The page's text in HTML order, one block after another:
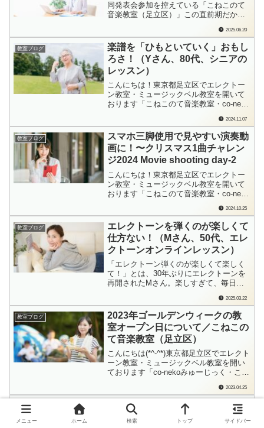
同発表会参加を控えている「こねこのて
音楽教室（足立区）」この直前期だから
のお仕事があります。今日はそのお仕事
について綴ってみたいと思います。こち
らのブログは、東京都足立区でエレクト
ーン教室・ミュージックベル教室を開い
ておりま...
2025.06.20
教室ブログ
楽譜を「ひもといていく」おもし
ろさ！（Yさん、80代、シニアの
レッスン）
こんにちは！東京都足立区でエレクトー
ン教室・ミュージックベル教室を開いて
おります「こねこのて音楽教室・co-neko
「楽譜を解明していく、みたいな感じが
楽しいのよね」とは、82歳から人生初め
ての音楽レッスンを始めたYさんの言
葉。楽譜に書いてあることをそのまま弾
けば...
2024.11.07
教室ブログ
スマホ三脚使用で見やすい演奏動
画に！〜クリスマス1曲チャレン
ジ2024 Movie shooting day-2
こんにちは！東京都足立区でエレクトー
ン教室・ミュージックベル教室を開いて
おります「こねこのて音楽教室・co-neko
Mさん（50代、エレクトーンオンライン
レッスン）は、本当に熱心に練習を進め
ている生徒さん。オンラインレッスンな
ので、まだリアルにお会いしたことがな
い...
2024.10.25
教室ブログ
エレクトーンを弾くのが楽しくて
仕方ない！（Mさん、50代、エレ
クトーンオンラインレッスン）
「エレクトーン弾くのが楽しくて楽しく
て！」とは、30年ぶりにエレクトーンを
再開されたMさん。楽しすぎて、毎日練
ながら…これはなかなかにすごいな！と
思っています。「楽しい」→「もっと弾
きたい」→「練習する」→「楽しい」…
プラスの連鎖が続いているMさんのこ
と、ご紹介さ...
2025.03.22
教室ブログ
2023年ゴールデンウィークの教
室オープン日について／こねこの
て音楽教室（足立区）
こんにちは(*^-^*)東京都足立区でエレクト
ーン教室・ミュージックベル教室を開い
ております「co-nekoみゅーじっく・こね
す。「ゴールデンウィークはやってます
か？」とのお問い合わせをお受けするこ
とが増えました。予定、お知らせしてお
きますね！5/1（月）2（火）3...
2023.04.25
教室ブログ
自分で音を作り、自分で編曲！
「サウンドカーニバル」への挑
メニュー ホーム 検索 トップ サイドバー